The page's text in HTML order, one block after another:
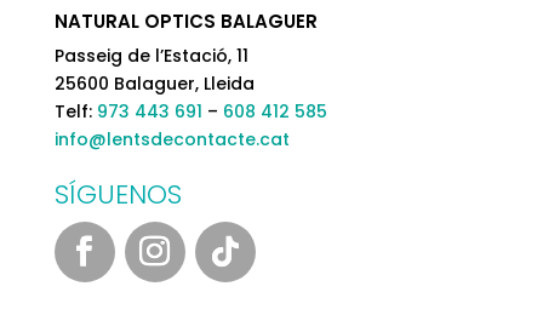
NATURAL OPTICS BALAGUER
Passeig de l’Estació, 11
25600 Balaguer, Lleida
Telf: 973 443 691 – 608 412 585
info@lentsdecontacte.cat
SÍGUENOS